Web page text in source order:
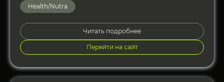
Health/Nutra
Читать подробнее
Перейти на сайт